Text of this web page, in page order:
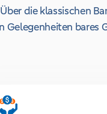
die klassischen
bares